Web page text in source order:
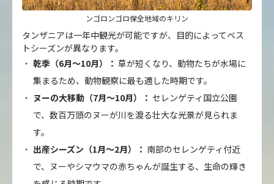
ンゴロンゴロ保全地域のキリン
タンザニアは一年中観光が可能ですが、目的によってベス
トシーズンが異なります。
乾季（6月～10月）： 草が短くなり、動物たちが水場に
集まるため、動物観察に最も適した時期です。
ヌーの大移動（7月～10月）： セレンゲティ国立公園
で、数百万頭のヌーが川を渡る壮大な光景が見られま
す。
出産シーズン（1月～2月）： 南部のセレンゲティ付近
で、ヌーやシマウマの赤ちゃんが誕生する、生命の輝き